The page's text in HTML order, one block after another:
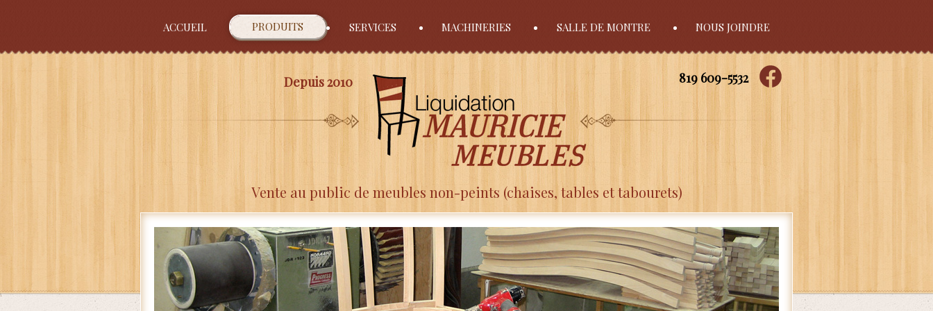
ACCUEIL PRODUITS SERVICES MACHINERIES SALLE DE MONTRE NOUS JOINDRE
819 609-5532
Depuis 2010
Vente au public de meubles non-peints (chaises, tables et tabourets)